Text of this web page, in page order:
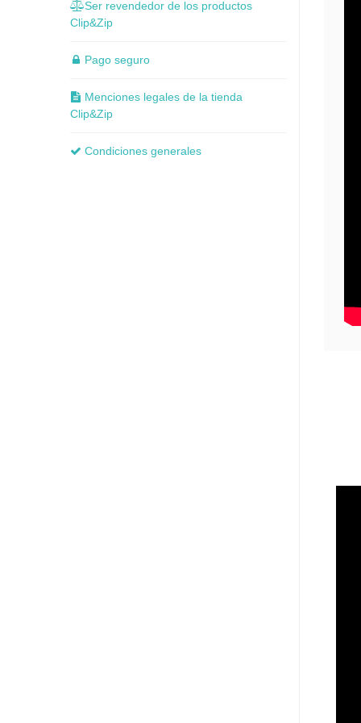
Ser revendedor de los productos
Clip&Zip
Pago seguro
Menciones legales de la tienda
Clip&Zip
Condiciones generales